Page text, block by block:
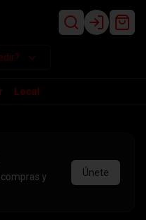
Login
Local
y
Únete